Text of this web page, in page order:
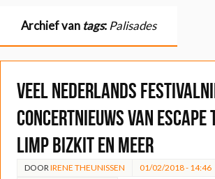
Archief van tags: Palisades
Veel Nederlands
concertnieuws van Escape
Limp Bizkit en meer
DOOR IRENE THEUNISSEN
01/02/2018 - 14:46